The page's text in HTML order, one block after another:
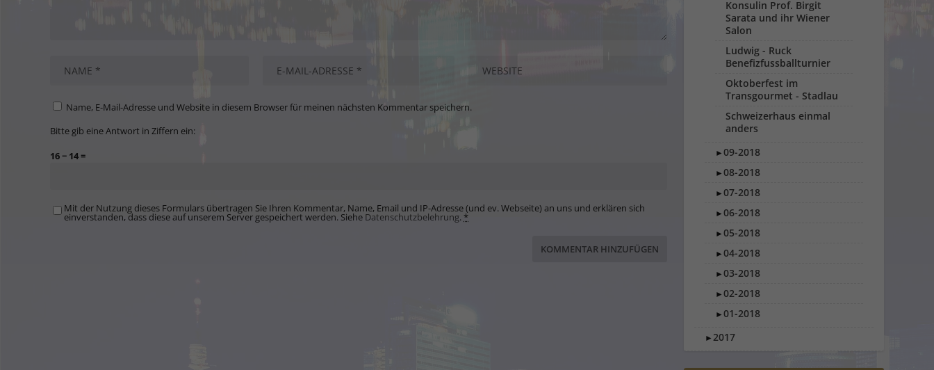
Name, E-Mail-Adresse und Website in diesem Browser für meinen nächsten Kommentar speichern.
Bitte gib eine Antwort in Ziffern ein:
16 − 14 =
Mit der Nutzung dieses Formulars übertragen Sie Ihren Kommentar, Name, Email und IP-Adresse (und ev. Webseite) an uns und erklären sich
einverstanden, dass diese auf unserem Server gespeichert werden. Siehe Datenschutzbelehrung.*
Konsulin Prof. Birgit
Sarata und ihr Wiener
Salon
Ludwig - Ruck
Benefizfussballturnier
Oktoberfest im
Transgourmet - Stadlau
Schweizerhaus einmal
anders
►09-2018
►08-2018
►07-2018
►06-2018
►05-2018
►04-2018
►03-2018
►02-2018
►01-2018
► 2017